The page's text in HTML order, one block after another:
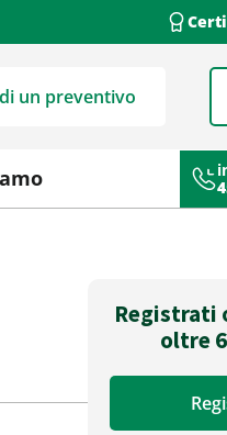
un preventivo
Registrati
oltre